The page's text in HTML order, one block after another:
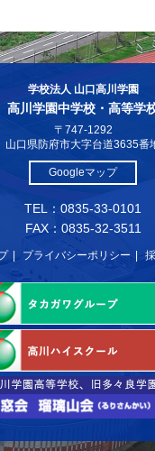
学校法人 山口高川学園
高川学園中学校・高等学
〒747-1292
山口県防府市大字台道3635番
Googleマップ
TEL：0835-33-0101
FAX：0835-32-3511
プライバシーポリシー